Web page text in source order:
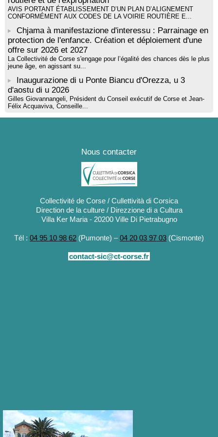
AVIS PORTANT ÉTABLISSEMENT D’UN PLAN D’ALIGNEMENT
CONFORMÉMENT AUX CODES DE LA VOIRIE ROUTIÈRE E...
Chjama à manifestazione d'interessu : Parrainage en
protection de l'enfance. Création et déploiement d'une
offre sur 2026 et 2027
La Collectivité de Corse s'engage pour l’égalité des chances dès le plus
jeune âge, en agissant su...
Inaugurazione di u Ponte Biancu d'Orezza, u 3
d'aostu di u 2026
Gilles Giovannangeli, Président du Conseil exécutif de Corse et Jean-
Félix Acquaviva, Conseille...
Nous contacter
Collectivité de Corse / Cullettività di Corsica
Direction de la culture / Direzzione di a Cultura
Villa Ker Maria - 20200 Ville Di Pietrabugno
Tél : 04 95 10 98 62 (Pumonte) –04 20 03 97 03 (Cismonte)
contact-sic@ct-corse.fr